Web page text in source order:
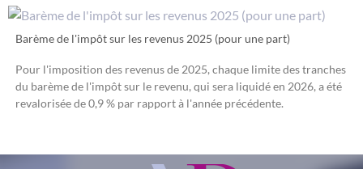
Barème de l'impôt sur les revenus 2025 (pour une part)
Pour l'imposition des revenus de 2025, chaque limite des tranches
du barème de l'impôt sur le revenu, qui sera liquidé en 2026, a été
revalorisée de 0,9 % par rapport à l'année précédente.